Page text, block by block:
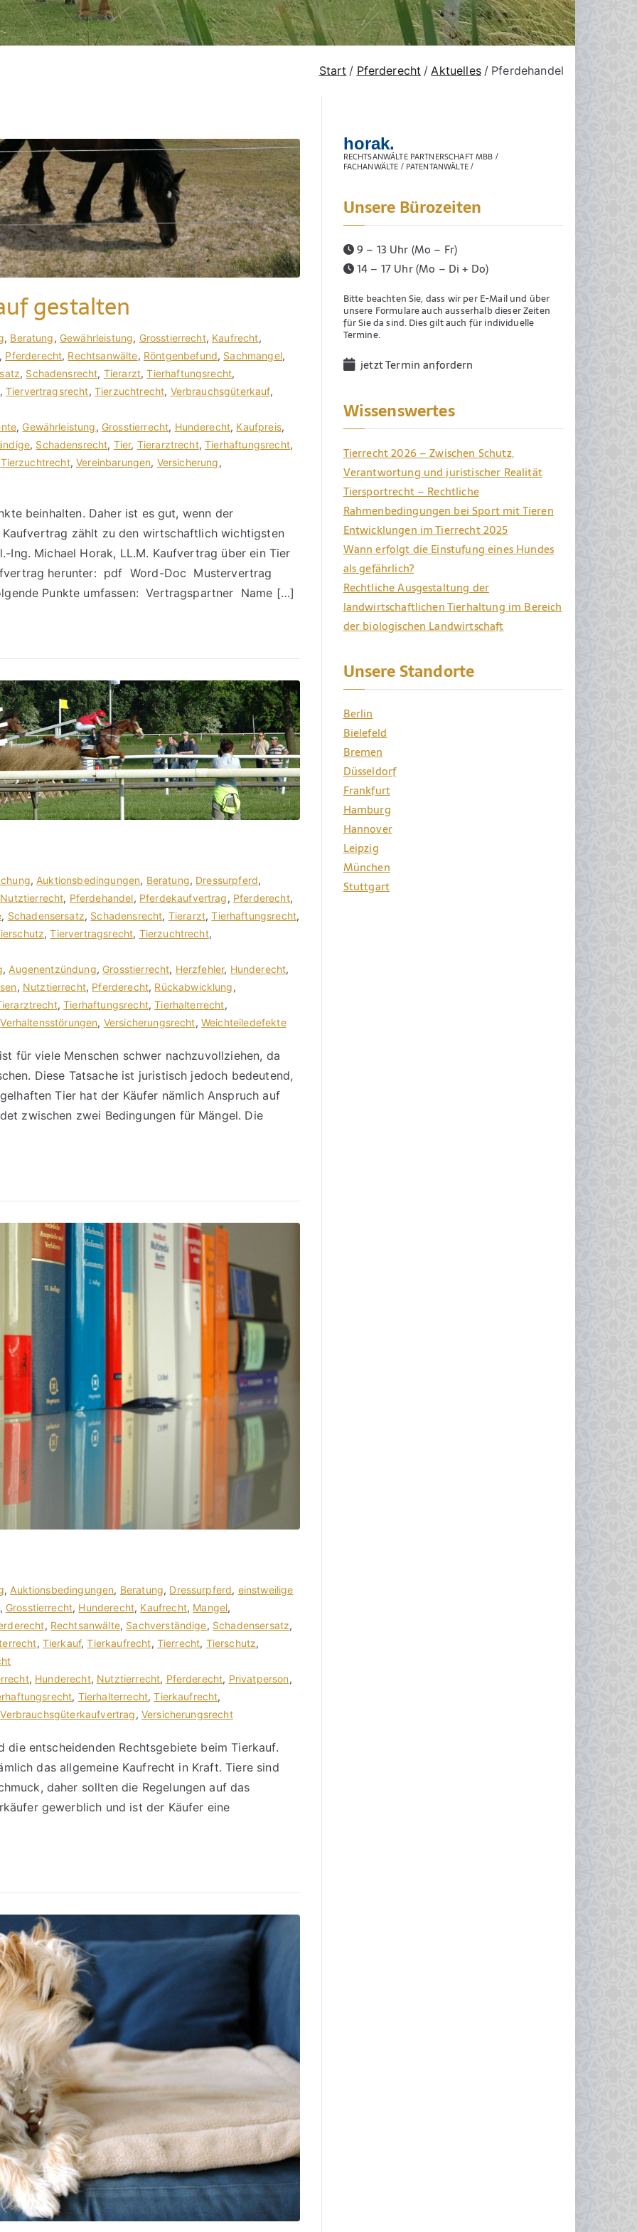
Start Pferderecht Aktuelles Pferdehandel
gestalten
, Beratung, Gewährleistung, Grosstierrecht, Kaufrecht,
, Pferderecht, Rechtsanwälte, Röntgenbefund, Sachmangel,
, Schadensrecht, Tierarzt,Tierhaftungsrecht,
, Tiervertragsrecht, Tierzuchtrecht, Verbrauchsgüterkauf,
, Gewährleistung, Grosstierrecht, Hunderecht, Kaufpreis,
, Schadensrecht, Tier, Tierarztrecht,Tierhaftungsrecht,
Tierzuchtrecht,Vereinbarungen, Versicherung,
beinhalten. Daher ist es gut, wenn der
zählt zu den wirtschaftlich wichtigsten
Ing. Michael Horak, LL.M. Kaufvertrag über ein Tier
herunter: pdf Word-Doc Mustervertrag
Punkte umfassen: Vertragspartner Name […]
, Auktionsbedingungen, Beratung, Dressurpferd,
Nutztierrecht, Pferdehandel, Pferdekaufvertrag, Pferderecht,
, Schadensersatz, Schadensrecht, Tierarzt,Tierhaftungsrecht,
,Tiervertragsrecht, Tierzuchtrecht,
, Augenentzündung, Grosstierrecht, Herzfehler, Hunderecht,
, Nutztierrecht, Pferderecht, Rückabwicklung,
,Tierhaftungsrecht,Tierhalterrecht,
Verhaltensstörungen, Versicherungsrecht, Weichteiledefekte
für viele Menschen schwer nachzuvollziehen, da
Diese Tatsache ist juristisch jedoch bedeutend,
Tier hat der Käufer nämlich Anspruch auf
zwischen zwei Bedingungen für Mängel. Die
, Auktionsbedingungen, Beratung, Dressurpferd, einstweilige
, Grosstierrecht, Hunderecht, Kaufrecht, Mangel,
, Rechtsanwälte, Sachverständige, Schadensersatz,
, Tierkauf,Tierkaufrecht, Tierrecht, Tierschutz,
, Hunderecht, Nutztierrecht, Pferderecht, Privatperson,
, Tierhalterrecht,Tierkaufrecht,
Verbrauchsgüterkaufvertrag, Versicherungsrecht
entscheidenden Rechtsgebiete beim Tierkauf.
das allgemeine Kaufrecht in Kraft. Tiere sind
daher sollten die Regelungen auf das
gewerblich und ist der Käufer eine
horak.
RECHTSANWÄLTE PARTNERSCHAFT MBB /
FACHANWÄLTE / PATENTANWÄLTE /
Unsere Bürozeiten
9 – 13 Uhr (Mo – Fr)
14 – 17 Uhr (Mo – Di + Do)
Bitte beachten Sie, dass wir per E-Mail und über
unsere Formulare auch ausserhalb dieser Zeiten
für Sie da sind. Dies gilt auch für individuelle
Termine.
jetzt Termin anfordern
Wissenswertes
Tierrecht 2026 – Zwischen Schutz,
Verantwortung und juristischer Realität
Tiersportrecht – Rechtliche
Rahmenbedingungen bei Sport mit Tieren
Entwicklungen im Tierrecht 2025
Wann erfolgt die Einstufung eines Hundes
als gefährlich?
Rechtliche Ausgestaltung der
landwirtschaftlichen Tierhaltung im Bereich
der biologischen Landwirtschaft
Unsere Standorte
Berlin
Bielefeld
Bremen
Düsseldorf
Frankfurt
Hamburg
Hannover
Leipzig
München
Stuttgart